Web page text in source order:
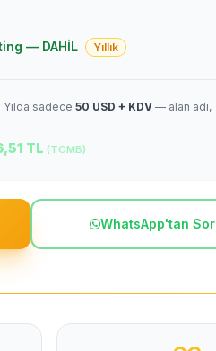
— DAHİL Yıllık
sadece 50 USD + KDV — alan adı,
TL (TCMB)
WhatsApp'tan Sor